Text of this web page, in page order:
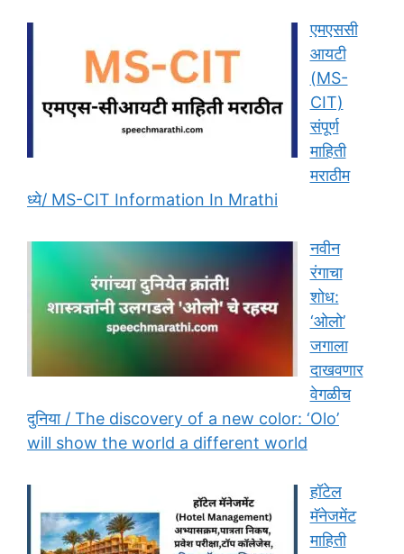
एमएससी
आयटी
(MS-
CIT)
संपूर्ण
माहिती
मराठीम
ध्ये/ MS-CIT Information In Mrathi
नवीन
रंगाचा
शोध:
‘ओलो’
जगाला
दाखवणार
वेगळीच
दुनिया / The discovery of a new color: ‘Olo’
will show the world a different world
हॉटेल
मॅनेजमेंट
माहिती